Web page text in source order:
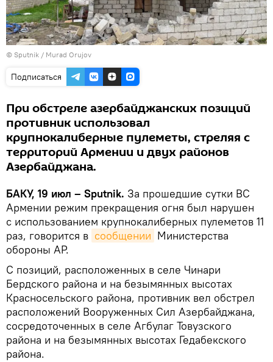
© Sputnik / Murad Orujov
Подписаться
При обстреле азербайджанских позиций
противник использовал
крупнокалиберные пулеметы, стреляя с
территорий Армении и двух районов
Азербайджана.
БАКУ, 19 июл – Sputnik. За прошедшие сутки ВС
Армении режим прекращения огня был нарушен
с использованием крупнокалиберных пулеметов 11
раз, говорится в сообщении Министерства
обороны АР.
С позиций, расположенных в селе Чинари
Бердского района и на безымянных высотах
Красносельского района, противник вел обстрел
расположений Вооруженных Сил Азербайджана,
сосредоточенных в селе Агбулаг Товузского
района и на безымянных высотах Гедабекского
района.